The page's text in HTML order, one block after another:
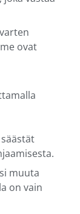
ovat
muuta
on vain